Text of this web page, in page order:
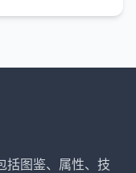
括图鉴、属性、技